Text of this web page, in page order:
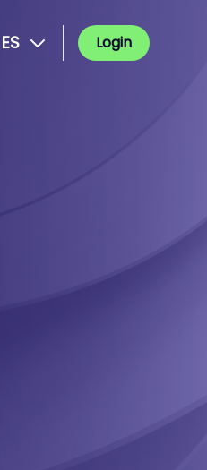
ES Login